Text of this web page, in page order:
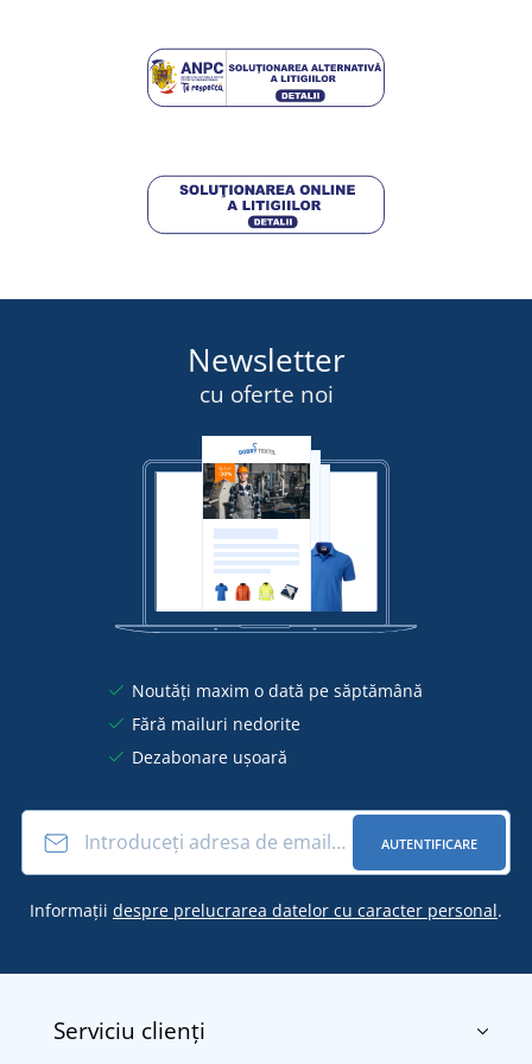
326,75 lei
DETALII
Newsletter
cu oferte noi
Noutăți maxim o dată pe săptămână
Fără mailuri nedorite
Dezabonare ușoară
AUTENTIFICARE
Informații despre prelucrarea datelor cu caracter personal.
Serviciu clienți